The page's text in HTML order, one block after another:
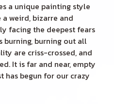
a unique painting style
weird, bizarre and
facing the deepest fears
burning, burning out all
are criss-crossed, and
It is far and near, empty
has begun for our crazy